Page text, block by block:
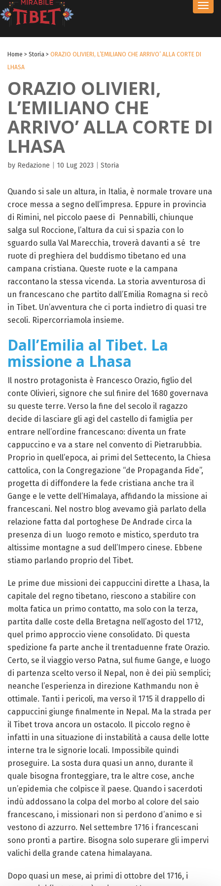
Home > Storia > ORAZIO OLIVIERI, L’EMILIANO CHE ARRIVO’ ALLA CORTE DI
LHASA
ORAZIO OLIVIERI,
L’EMILIANO CHE
ARRIVO’ ALLA CORTE DI
LHASA
by Redazione 10 Lug 2023 Storia
Quando si sale un altura, in Italia, è normale trovare una
croce messa a segno dell’impresa. Eppure in provincia
di Rimini, nel piccolo paese di Pennabilli, chiunque
salga sul Roccione, l’altura da cui si spazia con lo
sguardo sulla Val Marecchia, troverà davanti a sé tre
ruote di preghiera del buddismo tibetano ed una
campana cristiana. Queste ruote e la campana
raccontano la stessa vicenda. La storia avventurosa di
un francescano che partito dall’Emilia Romagna si recò
in Tibet. Un’avventura che ci porta indietro di quasi tre
secoli. Ripercorriamola insieme.
Dall’Emilia al Tibet. La
missione a Lhasa
Il nostro protagonista è Francesco Orazio, figlio del
conte Olivieri, signore che sul finire del 1680 governava
su queste terre. Verso la fine del secolo il ragazzo
decide di lasciare gli agi del castello di famiglia per
entrare nell’ordine francescano: diventa un frate
cappuccino e va a stare nel convento di Pietrarubbia.
Proprio in quell’epoca, ai primi del Settecento, la Chiesa
cattolica, con la Congregazione “de Propaganda Fide”,
progetta di diffondere la fede cristiana anche tra il
Gange e le vette dell’Himalaya, affidando la missione ai
francescani. Nel nostro blog avevamo già parlato della
relazione fatta dal portoghese De Andrade circa la
presenza di un luogo remoto e mistico, sperduto tra
altissime montagne a sud dell’Impero cinese. Ebbene
stiamo parlando proprio del Tibet.
Le prime due missioni dei cappuccini dirette a Lhasa, la
capitale del regno tibetano, riescono a stabilire con
molta fatica un primo contatto, ma solo con la terza,
partita dalle coste della Bretagna nell’agosto del 1712,
quel primo approccio viene consolidato. Di questa
spedizione fa parte anche il trentaduenne frate Orazio.
Certo, se il viaggio verso Patna, sul fiume Gange, e luogo
di partenza scelto verso il Nepal, non è dei più semplici;
neanche l’esperienza in direzione Kathmandu non è
ottimale. Tanti i pericoli, ma verso il 1715 il drappello di
cappuccini giunge finalmente in Nepal. Ma la strada per
il Tibet trova ancora un ostacolo. Il piccolo regno è
infatti in una situazione di instabilità a causa delle lotte
interne tra le signorie locali. Impossibile quindi
proseguire. La sosta dura quasi un anno, durante il
quale bisogna fronteggiare, tra le altre cose, anche
un’epidemia che colpisce il paese. Quando i sacerdoti
indù addossano la colpa del morbo al colore del saio
francescano, i missionari non si perdono d’animo e si
vestono di azzurro. Nel settembre 1716 i francescani
sono pronti a partire. Bisogna solo superare gli impervi
valichi della grande catena himalayana.
Dopo quasi un mese, ai primi di ottobre del 1716, i